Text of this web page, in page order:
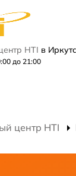
HTI в
до 21:00
центр HTI